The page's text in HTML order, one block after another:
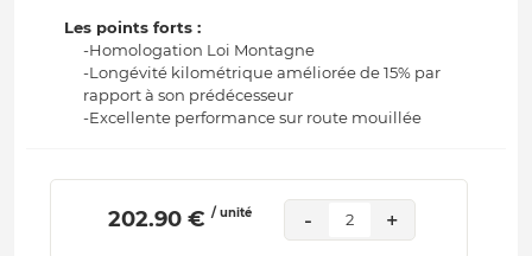
Les points forts :
-Homologation Loi Montagne
-Longévité kilométrique améliorée de 15% par
rapport à son prédécesseur
-Excellente performance sur route mouillée
202.90 € / unité - 2 +